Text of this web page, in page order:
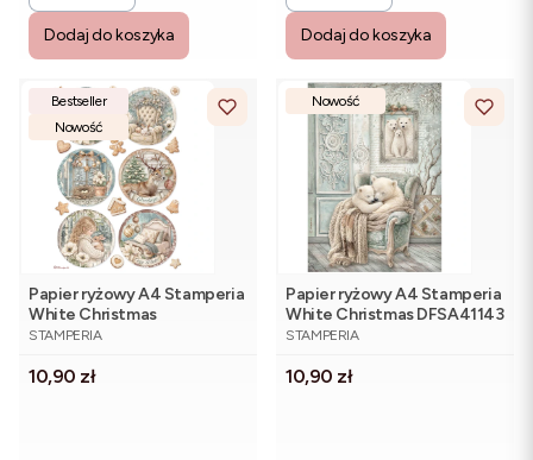
Dodaj do koszyka Dodaj do koszyka
Bestseller
Nowość
Papier ryżowy A4 Stamperia
White Christmas
DFSA41144 - sześć
PRODUCENT
STAMPERIA
Cena
10,90 zł
Nowość
Papier ryżowy A4 Stamperia
White Christmas DFSA41143
- śpiące misie
PRODUCENT
STAMPERIA
Cena
10,90 zł